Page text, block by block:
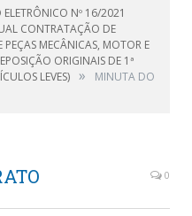
ELETRÔNICO Nº 16/2021
CONTRATAÇÃO DE
PEÇAS MECÂNICAS, MOTOR E
ORIGINAIS DE 1ª
LEVES) »
MINUTA DO
0